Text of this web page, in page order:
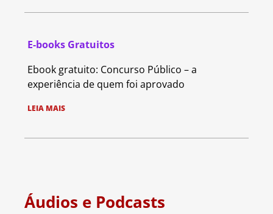
E-books Gratuitos
Ebook gratuito: Concurso Público – a
experiência de quem foi aprovado
LEIA MAIS
Áudios e Podcasts